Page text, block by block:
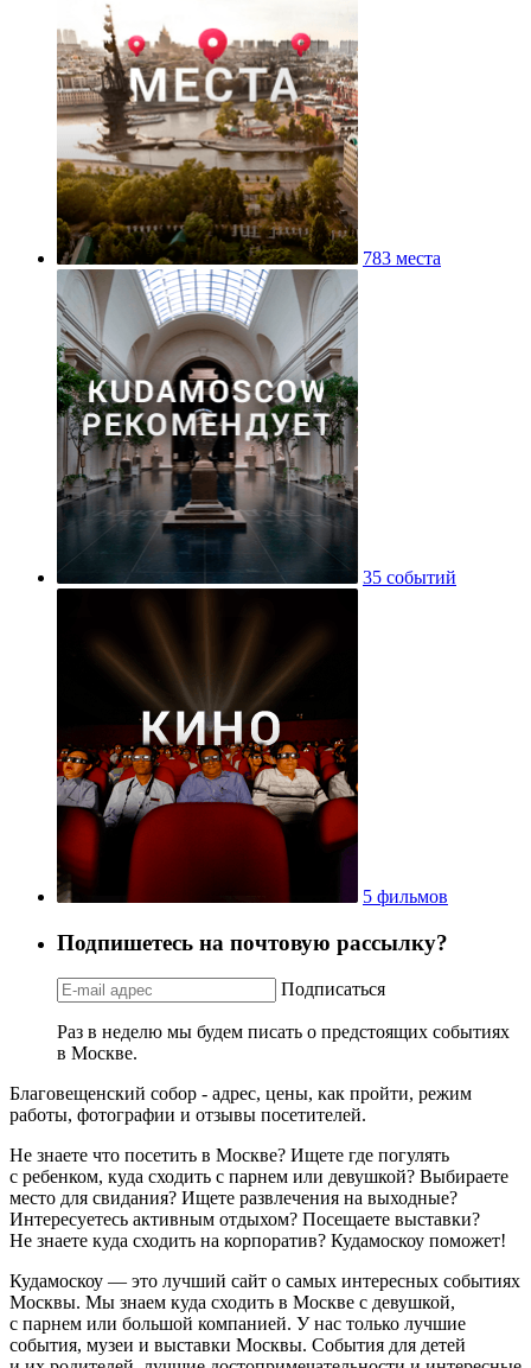
783 места
35 событий
5 фильмов
Подпишетесь на почтовую рассылку?
Подписаться
Раз в неделю мы будем писать о предстоящих событиях
в Москве.
Благовещенский собор - адрес, цены, как пройти, режим
работы, фотографии и отзывы посетителей.
Не знаете что посетить в Москве? Ищете где погулять
с ребенком, куда сходить с парнем или девушкой? Выбираете
место для свидания? Ищете развлечения на выходные?
Интересуетесь активным отдыхом? Посещаете выставки?
Не знаете куда сходить на корпоратив? Кудамоскоу поможет!
Кудамоскоу — это лучший сайт о самых интересных событиях
Москвы. Мы знаем куда сходить в Москве с девушкой,
с парнем или большой компанией. У нас только лучшие
события, музеи и выставки Москвы. События для детей